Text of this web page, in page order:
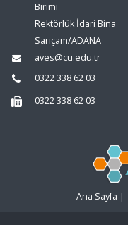
Birimi
Rektörlük İdari Bina
Sarıçam/ADANA
aves@cu.edu.tr
0322 338 62 03
0322 338 62 03
Ana Sayfa |